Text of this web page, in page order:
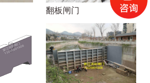
翻板闸门